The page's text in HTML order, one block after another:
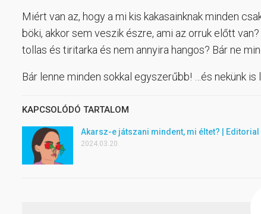
Miért van az, hogy a mi kis kakasainknak minden
böki, akkor sem veszik észre, ami az orruk előtt
tollas és tiritarka és nem annyira hangos? Bár ne
Bár lenne minden sokkal egyszerűbb! …és nekünk is
KAPCSOLÓDÓ TARTALOM
Akarsz-e játszani mindent, mi éltet? | Editorial
2024.03.20.